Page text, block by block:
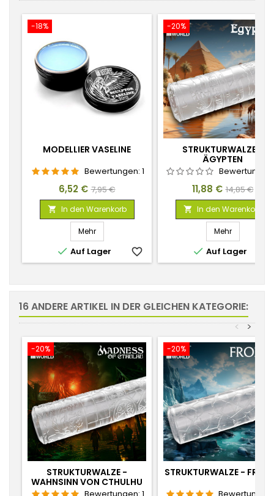
-18%
MODELLIER VASELINE
Bewertungen: 1
Preis
6,52 € Verkaufspreis
7,95 €
 In den Warenkorb
Mehr
 Auf Lager favorite_border
-20%
STRUKTURWALZE -
ÄGYPTEN
Preis
11,88 € 14,85 €
 In den Warenkorb
Mehr
 Auf Lager
16 ANDERE ARTIKEL IN DER GLEICHEN KATEGORIE:
>
<
-20%
STRUKTURWALZE -
WAHNSINN VON CTHULHU
-20%
STRUKTURWALZE -